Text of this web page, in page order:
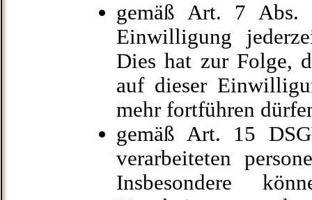
gemäß Art. 7 Abs.
Einwilligung
Dies hat zur Folge,
auf dieser
mehr fortführen
gemäß Art. 15
verarbeiteten
Insbesondere